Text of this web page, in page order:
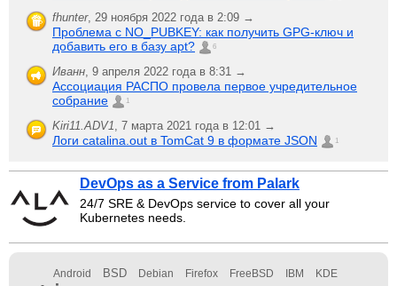
fhunter, 29 ноября 2022 года в 2:09 →
Проблема с NO_PUBKEY: как получить GPG-ключ и
добавить его в базу apt?
6
Иванн, 9 апреля 2022 года в 8:31 →
Ассоциация РАСПО провела первое учредительное
собрание
1
Kiri11.ADV1, 7 марта 2021 года в 12:01 →
Логи catalina.out в TomCat 9 в формате JSON 1
DevOps as a Service from Palark
24/7 SRE & DevOps service to cover all your
Kubernetes needs.
Android BSD Debian Firefox FreeBSD IBM KDE